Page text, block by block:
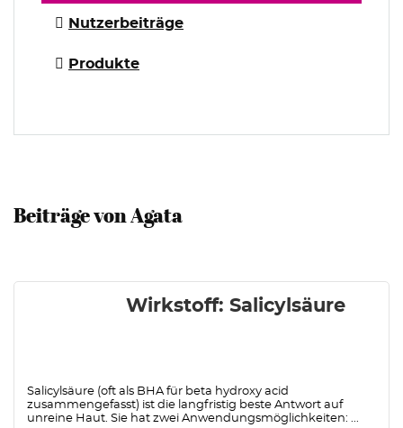
Nutzerbeiträge
Produkte
Beiträge von Agata
Wirkstoff: Salicylsäure
Salicylsäure (oft als BHA für beta hydroxy acid
zusammengefasst) ist die langfristig beste Antwort auf
unreine Haut. Sie hat zwei Anwendungsmöglichkeiten: ...